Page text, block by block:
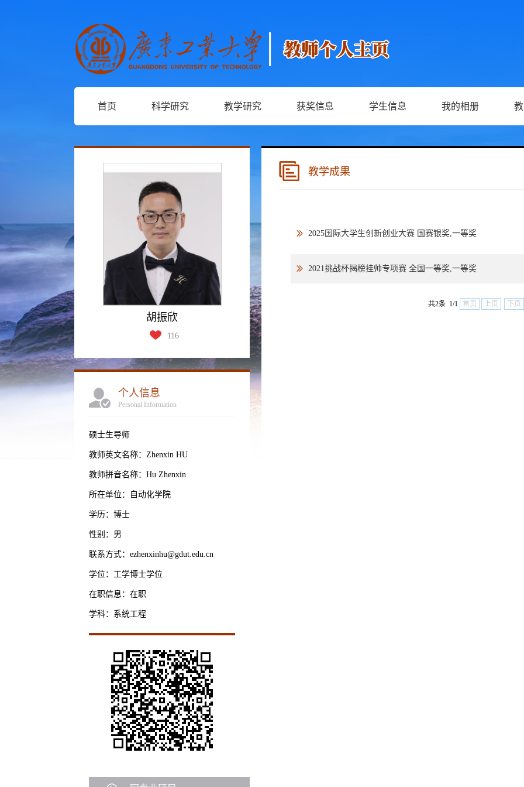
首页 科学研究 教学研究 获奖信息 学生信息 我的相册
胡振欣
116
个人信息
Personal Information
硕士生导师
教师英文名称：Zhenxin HU
教师拼音名称：Hu Zhenxin
所在单位：自动化学院
学历：博士
性别：男
联系方式：ezhenxinhu@gdut.edu.cn
学位：工学博士学位
在职信息：在职
学科：系统工程
教学成果
2025国际大学生创新创业大赛 国赛银奖,一等奖
2021挑战杯揭榜挂帅专项赛 全国一等奖,一等奖
共2条 1/1 首页 上页 下页